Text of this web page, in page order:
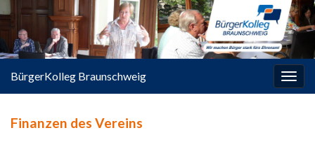
springen
BürgerKolleg Braunschweig
Finanzen des Vereins